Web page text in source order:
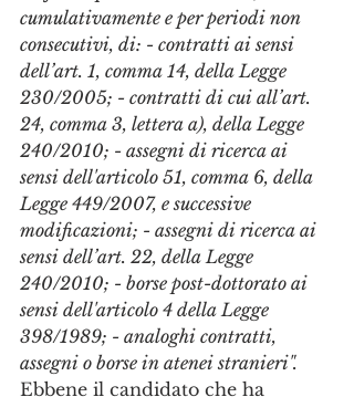
cumulativamente e per periodi non
consecutivi, di: - contratti ai sensi
dell’art. 1, comma 14, della Legge
230/2005; - contratti di cui all’art.
24, comma 3, lettera a), della Legge
240/2010; - assegni di ricerca ai
sensi dell'articolo 51, comma 6, della
Legge 449/2007, e successive
modificazioni; - assegni di ricerca ai
sensi dell’art. 22, della Legge
240/2010; - borse post-dottorato ai
sensi dell'articolo 4 della Legge
398/1989; - analoghi contratti,
assegni o borse in atenei stranieri".
Ebbene il candidato che ha